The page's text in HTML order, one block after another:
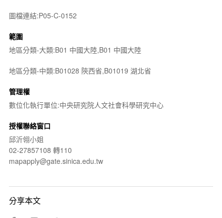
圖檔連結:P05-C-0152
範圍
地區分類-大類:B01 中國大陸,B01 中國大陸
地區分類-中類:B01028 陝西省,B01019 湖北省
管理權
數位化執行單位:中央研究院人文社會科學研究中心
授權聯絡窗口
邱沂翎小姐
02-27857108 轉110
mapapply@gate.sinica.edu.tw
分享本文